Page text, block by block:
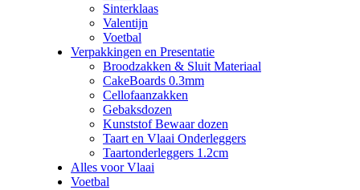
Sinterklaas
Valentijn
Voetbal
Verpakkingen en Presentatie
Broodzakken & Sluit Materiaal
CakeBoards 0.3mm
Cellofaanzakken
Gebaksdozen
Kunststof Bewaar dozen
Taart en Vlaai Onderleggers
Taartonderleggers 1.2cm
Alles voor Vlaai
Voetbal